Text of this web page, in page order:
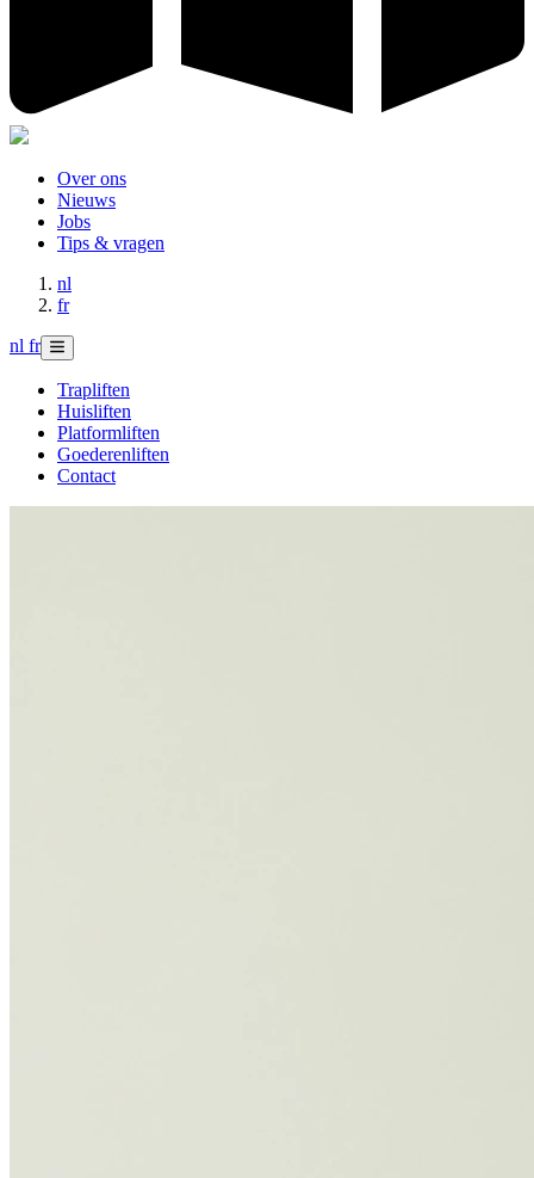
Over ons
Nieuws
Jobs
Tips & vragen
nl
fr
nl fr
Trapliften
Huisliften
Platformliften
Goederenliften
Contact